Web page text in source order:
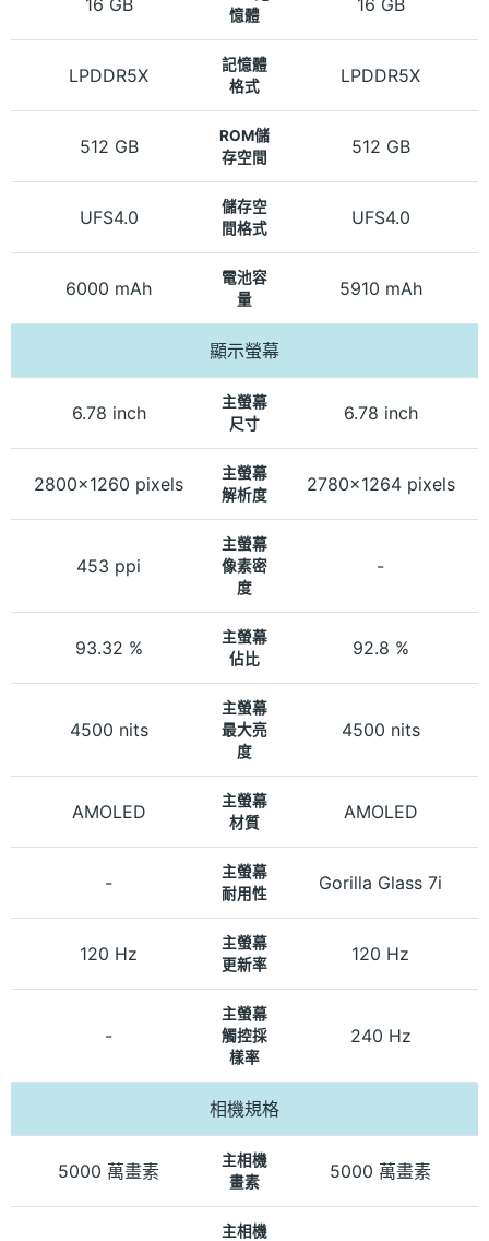
憶體
LPDDR5X
記憶體
格式
LPDDR5X
512 GB
ROM儲
存空間
512 GB
UFS4.0
儲存空
間格式
UFS4.0
6000 mAh
電池容
量
5910 mAh
顯示螢幕
6.78 inch
主螢幕
尺寸
6.78 inch
2800x1260 pixels
主螢幕
解析度
2780x1264 pixels
453 ppi
主螢幕
像素密
度
-
93.32 %
主螢幕
佔比
92.8 %
4500 nits
主螢幕
最大亮
度
4500 nits
AMOLED
主螢幕
材質
AMOLED
-
主螢幕
耐用性
Gorilla Glass 7i
120 Hz
主螢幕
更新率
120 Hz
-
主螢幕
觸控採
樣率
240 Hz
相機規格
5000 萬畫素
主相機
畫素
5000 萬畫素
主相機